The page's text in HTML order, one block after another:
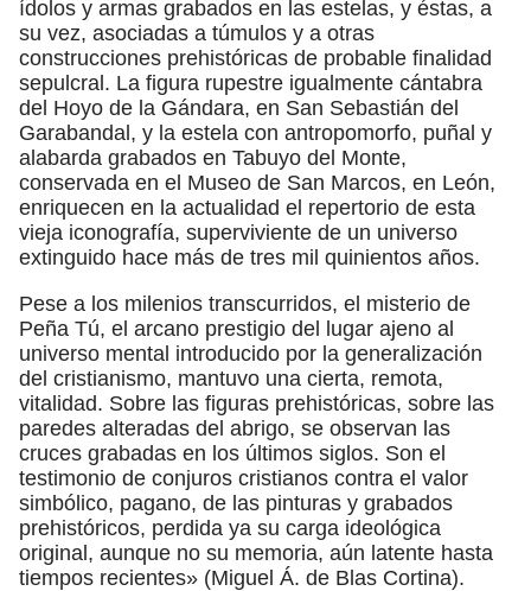
ídolos y armas grabados en las estelas, y éstas, a
su vez, asociadas a túmulos y a otras
construcciones prehistóricas de probable finalidad
sepulcral. La figura rupestre igualmente cántabra
del Hoyo de la Gándara, en San Sebastián del
Garabandal, y la estela con antropomorfo, puñal y
alabarda grabados en Tabuyo del Monte,
conservada en el Museo de San Marcos, en León,
enriquecen en la actualidad el repertorio de esta
vieja iconografía, superviviente de un universo
extinguido hace más de tres mil quinientos años.
Pese a los milenios transcurridos, el misterio de
Peña Tú, el arcano prestigio del lugar ajeno al
universo mental introducido por la generalización
del cristianismo, mantuvo una cierta, remota,
vitalidad. Sobre las figuras prehistóricas, sobre las
paredes alteradas del abrigo, se observan las
cruces grabadas en los últimos siglos. Son el
testimonio de conjuros cristianos contra el valor
simbólico, pagano, de las pinturas y grabados
prehistóricos, perdida ya su carga ideológica
original, aunque no su memoria, aún latente hasta
tiempos recientes» (Miguel Á. de Blas Cortina).